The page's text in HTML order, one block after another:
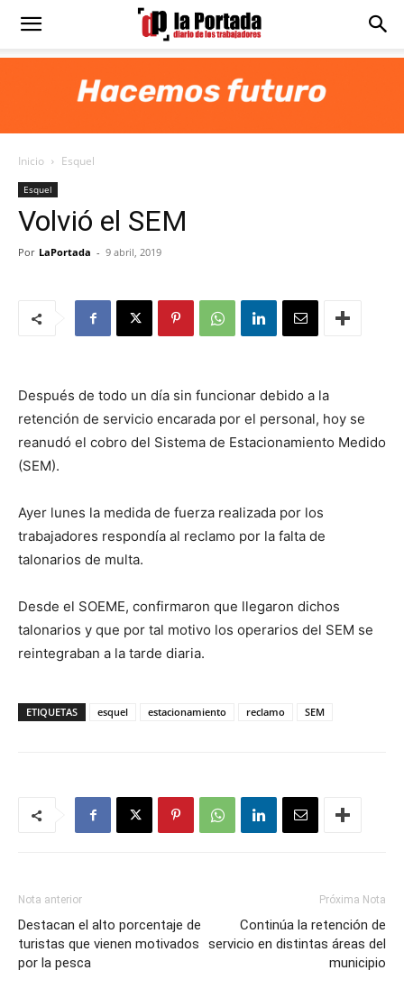
Diario
Portada
Inicio Esquel
Esquel
Volvió el SEM
Por LaPortada - 9 abril, 2019
Después de todo un día sin funcionar debido a la
retención de servicio encarada por el personal, hoy se
reanudó el cobro del Sistema de Estacionamiento Medido
(SEM).
Ayer lunes la medida de fuerza realizada por los
trabajadores respondía al reclamo por la falta de
talonarios de multa.
Desde el SOEME, confirmaron que llegaron dichos
talonarios y que por tal motivo los operarios del SEM se
reintegraban a la tarde diaria.
ETIQUETAS esquel estacionamiento reclamo SEM
Nota anterior
Destacan el alto porcentaje de
turistas que vienen motivados
por la pesca
Próxima Nota
Continúa la retención de
servicio en distintas áreas del
municipio